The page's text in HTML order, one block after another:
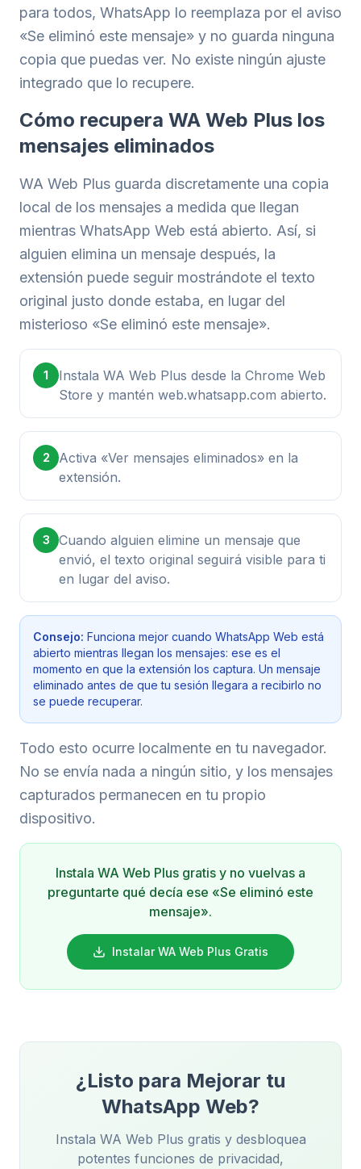
para todos, WhatsApp lo reemplaza por el aviso
«Se eliminó este mensaje» y no guarda ninguna
copia que puedas ver. No existe ningún ajuste
integrado que lo recupere.
Cómo recupera WA Web Plus los
mensajes eliminados
WA Web Plus guarda discretamente una copia
local de los mensajes a medida que llegan
mientras WhatsApp Web está abierto. Así, si
alguien elimina un mensaje después, la
extensión puede seguir mostrándote el texto
original justo donde estaba, en lugar del
misterioso «Se eliminó este mensaje».
1
Instala WA Web Plus desde la Chrome Web
Store y mantén web.whatsapp.com abierto.
2
Activa «Ver mensajes eliminados» en la
extensión.
3
Cuando alguien elimine un mensaje que
envió, el texto original seguirá visible para ti
en lugar del aviso.
Consejo: Funciona mejor cuando WhatsApp Web está
abierto mientras llegan los mensajes: ese es el
momento en que la extensión los captura. Un mensaje
eliminado antes de que tu sesión llegara a recibirlo no
se puede recuperar.
Todo esto ocurre localmente en tu navegador.
No se envía nada a ningún sitio, y los mensajes
capturados permanecen en tu propio
dispositivo.
Instala WA Web Plus gratis y no vuelvas a
preguntarte qué decía ese «Se eliminó este
mensaje».
Instalar WA Web Plus Gratis
¿Listo para Mejorar tu
WhatsApp Web?
Instala WA Web Plus gratis y desbloquea
potentes funciones de privacidad,